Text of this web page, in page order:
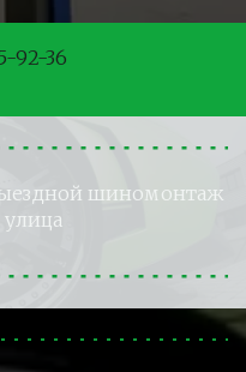
92-36
шиномонтаж